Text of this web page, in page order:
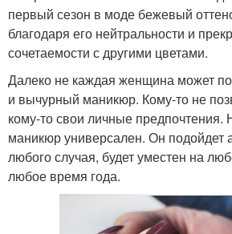
первый сезон в моде бежевый
благодаря его нейтральности и
сочетаемости с другими цветами.
Далеко не каждая женщина может
и вычурный маникюр. Кому-то не
кому-то свои личные
маникюр универсален. Он подойдет
любого случая, будет уместен на
любое время года.